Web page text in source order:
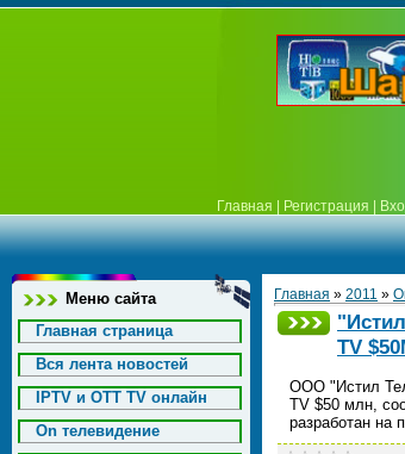
Главная Регистрация
Меню сайта
Главная страница
Вся лента новостей
IPTV и OTT TV онлайн
On телевидение
Главная » 2011 »
TV
ООО "Истил
TV $50 млн,
разработан на